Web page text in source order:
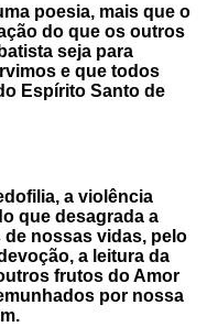
poesia, mais que o
do que os outros
seja para
e que todos
Espírito Santo de
a violência
que desagrada a
de nossas vidas, pelo
a leitura da
frutos do Amor
por nossa